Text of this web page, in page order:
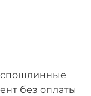
без оплаты